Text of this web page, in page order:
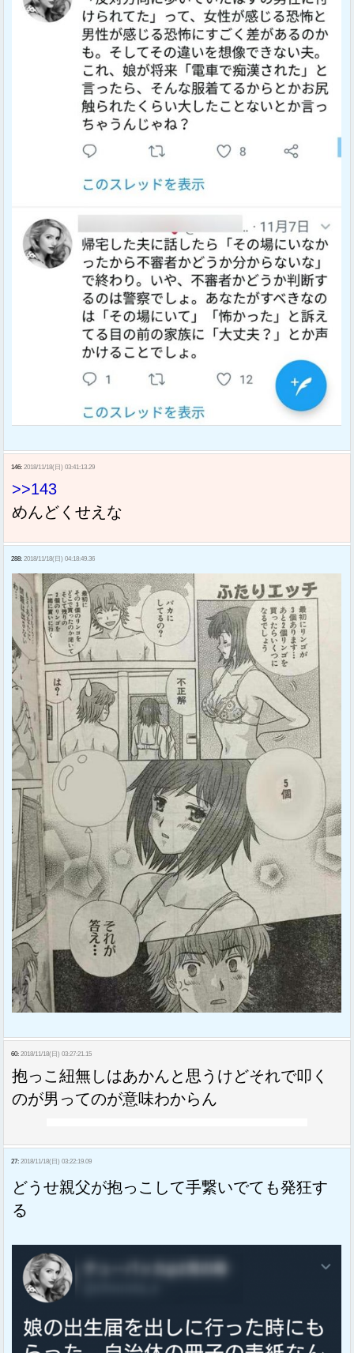
146: 2018/11/18(日) 03:41:13.29
>>143
めんどくせえな
288: 2018/11/18(日) 04:18:49.36
60: 2018/11/18(日) 03:27:21.15
抱っこ紐無しはあかんと思うけどそれで叩く
のが男ってのが意味わからん
27: 2018/11/18(日) 03:22:19.09
どうせ親父が抱っこして手繋いでても発狂す
る